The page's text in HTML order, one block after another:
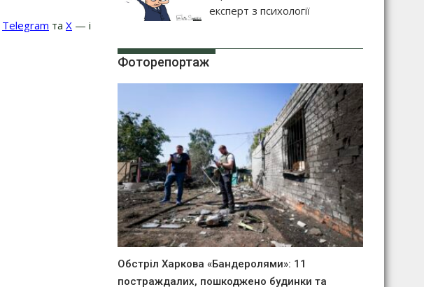
Telegram та Х — і
експерт з психології
Фоторепортаж
Обстріл Харкова «Бандеролями»: 11
постраждалих, пошкоджено будинки та